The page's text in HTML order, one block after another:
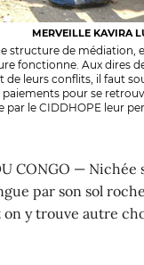
MERVEILLE KAVIRA
structure de médiation,
fonctionne. Aux dires
de leurs conflits, il faut
pour se
par le CIDDHOPE leur
CONGO — Nichée
par son sol
y trouve autre